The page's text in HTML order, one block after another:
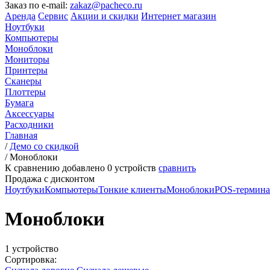
Заказ по e-mail: zakaz@pacheco.ru
Аренда Сервис Акции и скидки Интернет магазин
Ноутбуки
Компьютеры
Моноблоки
Мониторы
Принтеры
Сканеры
Плоттеры
Бумага
Аксессуары
Расходники
Главная
/ Демо со скидкой
/Моноблоки
К сравнению добавлено 0 устройств сравнить
Продажа с дисконтом
НоутбукиКомпьютерыТонкие клиентыМоноблокиPOS-
Моноблоки
1 устройство
Сортировка: